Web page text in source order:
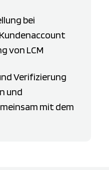
bei
von LCM
Verifizierung
und
mit dem